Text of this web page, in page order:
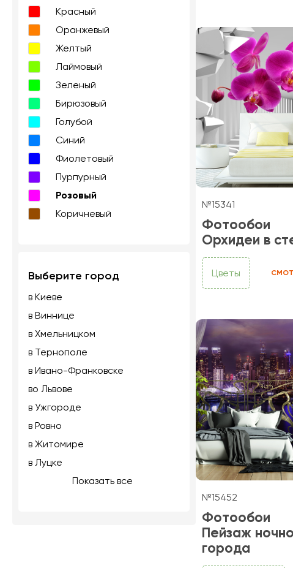
Красный
Оранжевый
Желтый
Лаймовый
Зеленый
Бирюзовый
Голубой
Синий
Фиолетовый
Пурпурный
Розовый
Коричневый
Выберите город
в Киеве
в Виннице
в Хмельницком
в Тернополе
в Ивано-Франковске
во Львове
в Ужгороде
в Ровно
в Житомире
в Луцке
Показать все
№15341
Фотообои
Орхидеи в
Цветы
№15452
Фотообои
Пейзаж
города